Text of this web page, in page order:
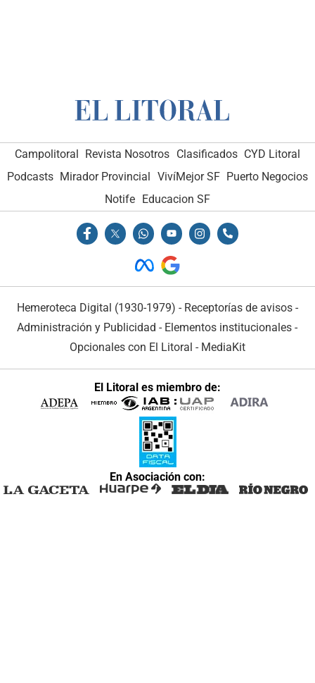
Campolitoral Revista Nosotros Clasificados CYD Litoral
Podcasts Mirador Provincial VivíMejor SF Puerto Negocios
Notife
Educacion SF
Hemeroteca Digital (1930-1979) - Receptorías de avisos -
Administración y Publicidad - Elementos institucionales -
Opcionales con El Litoral - MediaKit
El Litoral es miembro de:
En Asociación con: